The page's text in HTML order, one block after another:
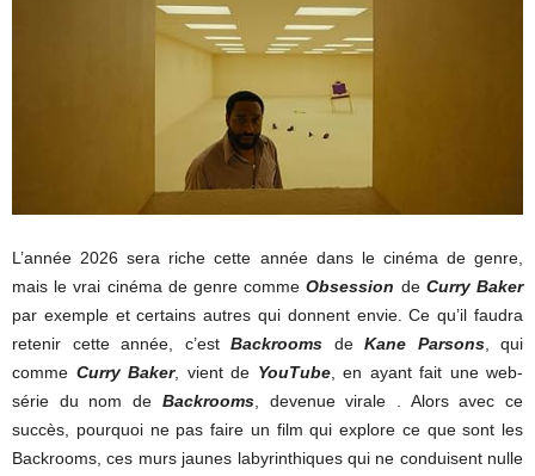
L’année 2026 sera riche cette année dans le cinéma de genre,
mais le vrai cinéma de genre commeObsession deCurry Baker
par exemple et certains autres qui donnent envie. Ce qu’il faudra
retenir cette année, c’est Backrooms de Kane Parsons, qui
comme Curry Baker, vient de YouTube, en ayant fait une web-
série du nom de Backrooms, devenue virale . Alors avec ce
succès, pourquoi ne pas faire un film qui explore ce que sont les
Backrooms, ces murs jaunes labyrinthiques qui ne conduisent nulle